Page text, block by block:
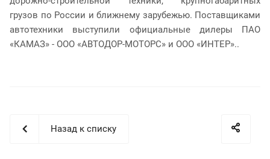
грузов по России и ближнему зарубежью. Поставщиками
автотехники выступили официальные дилеры ПАО
«КАМАЗ» - ООО «АВТОДОР-МОТОРС» и ООО «ИНТЕР»..
Назад к списку